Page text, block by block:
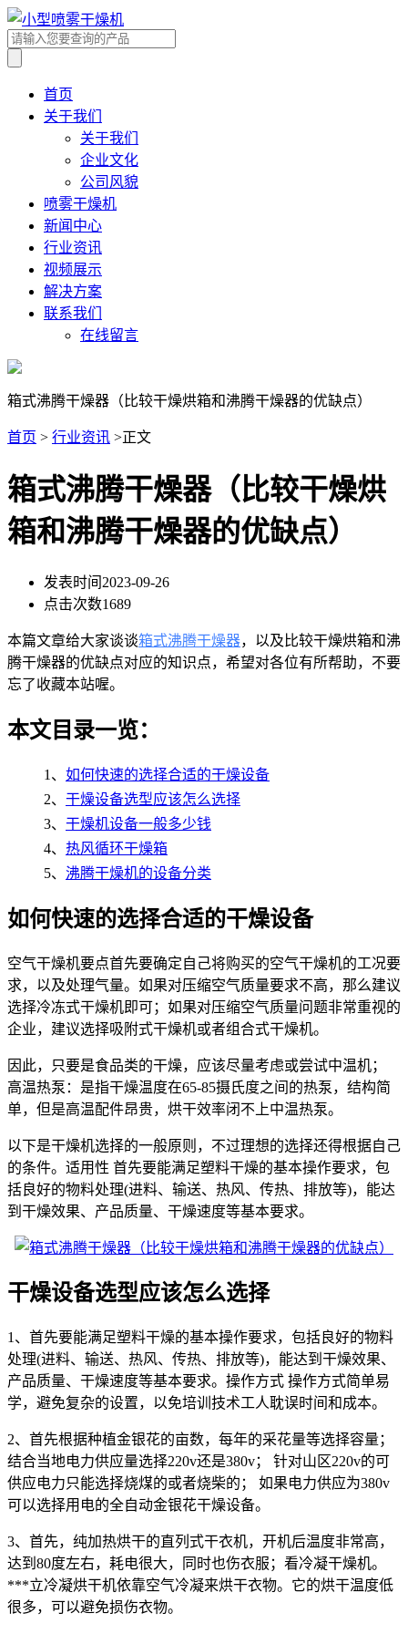
首页
关于我们
关于我们
企业文化
公司风貌
喷雾干燥机
新闻中心
行业资讯
视频展示
解决方案
联系我们
在线留言
箱式沸腾干燥器（比较干燥烘箱和沸腾干燥器的优缺点）
首页 > 行业资讯 >正文
箱式沸腾干燥器（比较干燥烘
箱和沸腾干燥器的优缺点）
发表时间 2023-09-26
点击次数1689
本篇文章给大家谈谈箱式沸腾干燥器，以及比较干燥烘箱和沸
腾干燥器的优缺点对应的知识点，希望对各位有所帮助，不要
忘了收藏本站喔。
本文目录一览：
1、 如何快速的选择合适的干燥设备
2、 干燥设备选型应该怎么选择
3、 干燥机设备一般多少钱
4、 热风循环干燥箱
5、 沸腾干燥机的设备分类
如何快速的选择合适的干燥设备
空气干燥机要点首先要确定自己将购买的空气干燥机的工况要
求，以及处理气量。如果对压缩空气质量要求不高，那么建议
选择冷冻式干燥机即可；如果对压缩空气质量问题非常重视的
企业，建议选择吸附式干燥机或者组合式干燥机。
因此，只要是食品类的干燥，应该尽量考虑或尝试中温机；
高温热泵：是指干燥温度在65-85摄氏度之间的热泵，结构简
单，但是高温配件昂贵，烘干效率闭不上中温热泵。
以下是干燥机选择的一般原则，不过理想的选择还得根据自己
的条件。适用性 首先要能满足塑料干燥的基本操作要求，包
括良好的物料处理(进料、输送、热风、传热、排放等)，能达
到干燥效果、产品质量、干燥速度等基本要求。
干燥设备选型应该怎么选择
1、首先要能满足塑料干燥的基本操作要求，包括良好的物料
处理(进料、输送、热风、传热、排放等)，能达到干燥效果、
产品质量、干燥速度等基本要求。操作方式 操作方式简单易
学，避免复杂的设置，以免培训技术工人耽误时间和成本。
2、首先根据种植金银花的亩数，每年的采花量等选择容量；
结合当地电力供应量选择220v还是380v； 针对山区220v的可
供应电力只能选择烧煤的或者烧柴的； 如果电力供应为380v
可以选择用电的全自动金银花干燥设备。
3、首先，纯加热烘干的直列式干衣机，开机后温度非常高，
达到80度左右，耗电很大，同时也伤衣服；看冷凝干燥机。
***立冷凝烘干机依靠空气冷凝来烘干衣物。它的烘干温度低
很多，可以避免损伤衣物。